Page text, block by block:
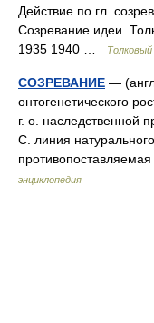
Действие по гл.
Созревание идеи.
1935 1940 …
СОЗРЕВАНИЕ —
онтогенетического
г. о. наследственной
С. линия
энциклопедия